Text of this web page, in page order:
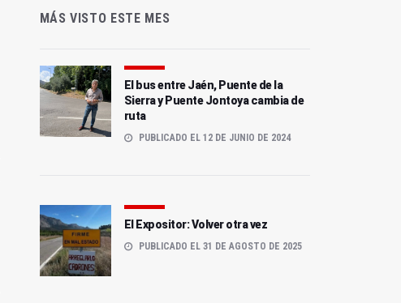
MÁS VISTO ESTE MES
El bus entre Jaén, Puente de la
Sierra y Puente Jontoya cambia de
ruta
PUBLICADO EL 12 DE JUNIO DE 2024
El Expositor: Volver otra vez
PUBLICADO EL 31 DE AGOSTO DE 2025